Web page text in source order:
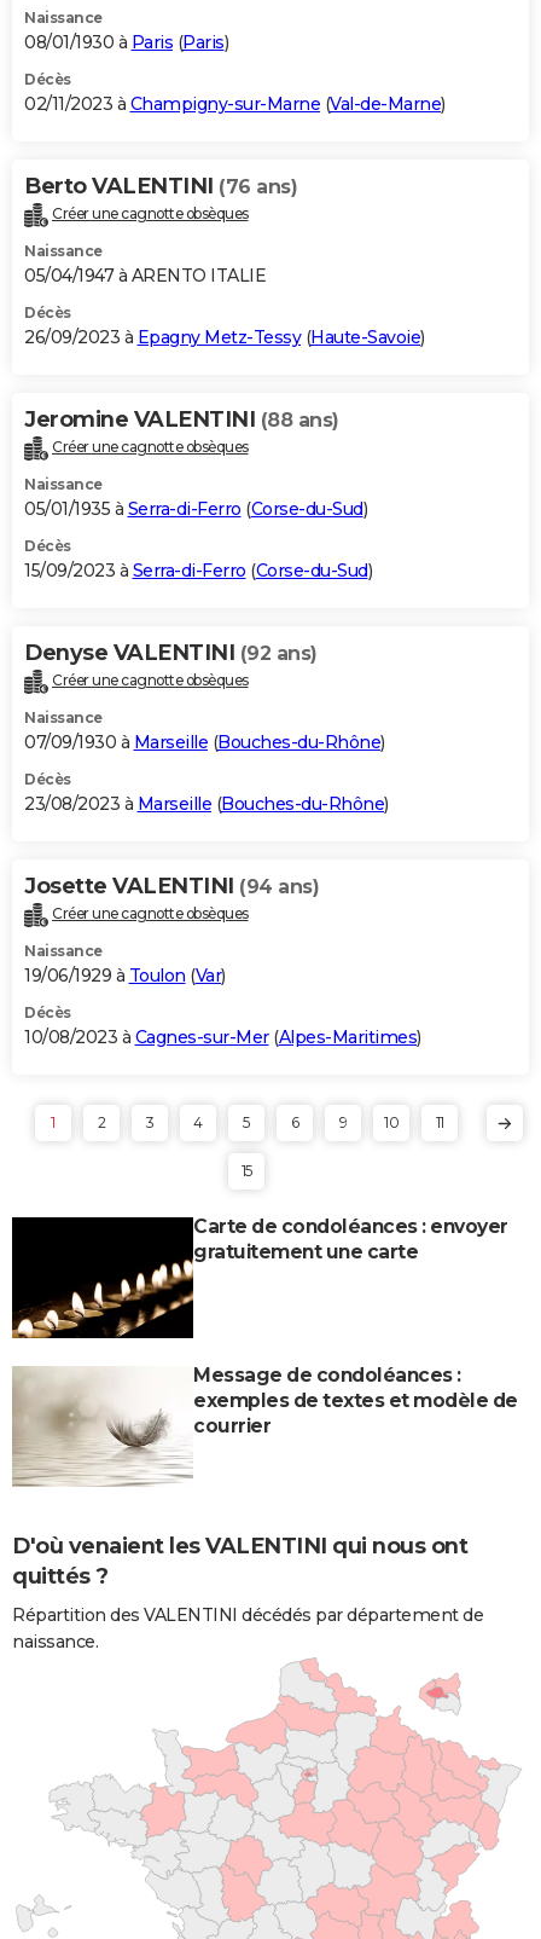
Naissance
08/01/1930 à Paris (Paris)
Décès
02/11/2023 à Champigny-sur-Marne (Val-de-Marne)
Berto VALENTINI (76 ans)
Créer une cagnotte obsèques
Naissance
05/04/1947 à ARENTO ITALIE
Décès
26/09/2023 à Epagny Metz-Tessy(Haute-Savoie)
Jeromine VALENTINI (88 ans)
Créer une cagnotte obsèques
Naissance
05/01/1935 à Serra-di-Ferro (Corse-du-Sud)
Décès
15/09/2023 à Serra-di-Ferro (Corse-du-Sud)
Denyse VALENTINI (92 ans)
Créer une cagnotte obsèques
Naissance
07/09/1930 à Marseille (Bouches-du-Rhône)
Décès
23/08/2023 à Marseille (Bouches-du-Rhône)
Josette VALENTINI (94 ans)
Créer une cagnotte obsèques
Naissance
19/06/1929 à Toulon (Var)
Décès
10/08/2023 à Cagnes-sur-Mer(Alpes-Maritimes)
1 2 3 4 5 6 9 10 11
15
Carte de condoléances : envoyer
gratuitement une carte
Message de condoléances :
exemples de textes et modèle de
courrier
D'où venaient les VALENTINI qui nous ont
quittés ?
Répartition des VALENTINI décédés par département de
naissance.